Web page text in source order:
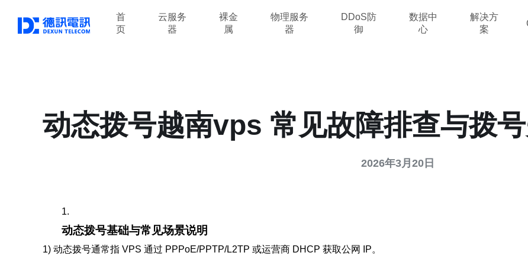
首
页
云服务
器
裸金
属
物理服务
器
DDoS防
御
数据中
心
解决方
案
动态拨号越南vps 常见故障排查与拨
2026年3月20日
1.
动态拨号基础与常见场景说明
1) 动态拨号通常指 VPS 通过 PPPoE/PPTP/L2TP 或运营商 DHCP 获取公网 IP。